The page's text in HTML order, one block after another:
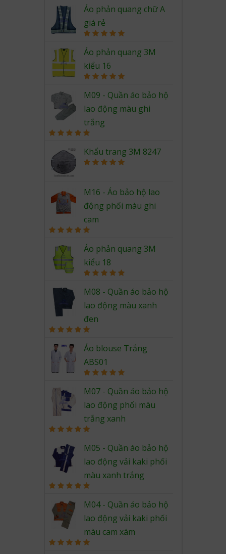
out of 5
Áo phản quang chữ A
giá rẻ
out of 5
Áo phản quang 3M
kiểu 16
out of 5
M09 - Quần áo bảo hộ
lao động màu ghi
trắng
out of 5 Khẩu trang 3M 8247
M16 - Áo bảo hộ lao
động phối màu ghi
cam
out of 5
Áo phản quang 3M
kiểu 18
out of 5
M08 - Quần áo bảo hộ
lao động màu xanh
đen
out of 5
Áo blouse Trắng
ABS01
out of 5
M07 - Quần áo bảo hộ
lao động phối màu
trắng xanh
out of 5
M05 - Quần áo bảo hộ
lao động vải kaki phối
màu xanh trắng
out of 5
M04 - Quần áo bảo hộ
lao động vải kaki phối
màu cam xám